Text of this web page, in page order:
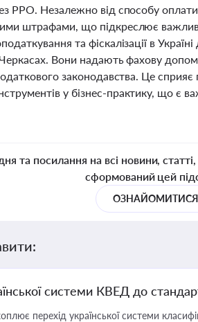
РРО. Незалежно від способу
штрафами, що підкреслює
та фіскалізації в
Черкасах. Вони надають фахову
законодавства. Це
у бізнес-практику, що є
та посилання на всі новини,
сформований цей
ОЗНАЙОМИТИСЯ
системи КВЕД до
перехід української системи